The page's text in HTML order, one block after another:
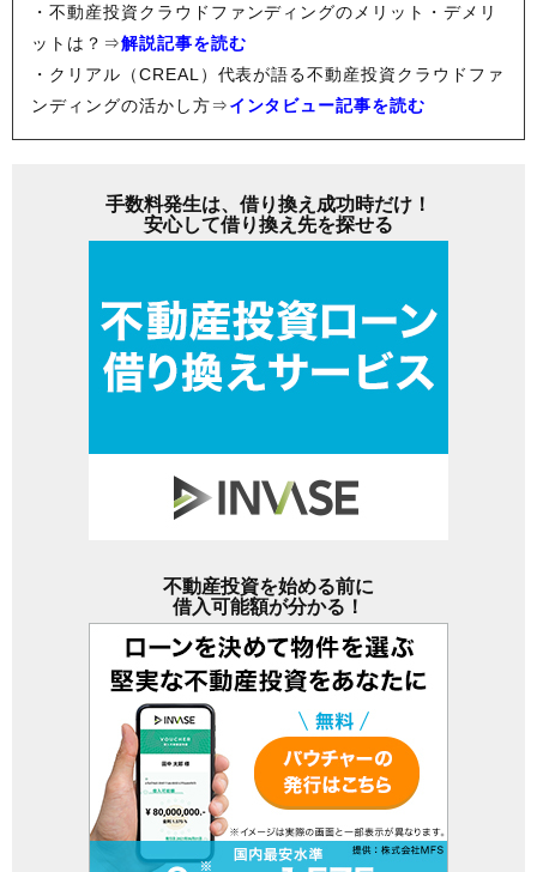
・不動産投資クラウドファンディングのメリット・デメリ
ットは？⇒解説記事を読む
・クリアル（CREAL）代表が語る不動産投資クラウドファ
ンディングの活かし方⇒インタビュー記事を読む
手数料発生は、借り換え成功時だけ！
安心して借り換え先を探せる
不動産投資を始める前に
借入可能額が分かる！